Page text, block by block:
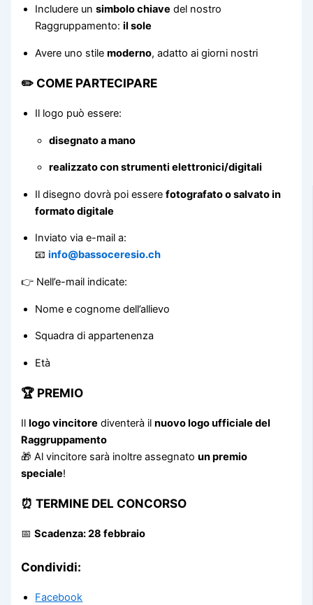
Includere unsimbolo chiave del nostro
Raggruppamento:il sole
Avere uno stilemoderno, adatto ai giorni nostri
✏️ COME PARTECIPARE
Il logo può essere:
disegnato a mano
realizzato con strumenti elettronici/digitali
Il disegno dovrà poi esserefotografato o salvato in
formato digitale
Inviato via e-mail a:
📧info@bassoceresio.ch
👉 Nell’e-mail indicate:
Nome e cognome dell’allievo
Squadra di appartenenza
Età
🏆 PREMIO
Illogo vincitore diventerà ilnuovo logo ufficiale del
Raggruppamento
🎁 Al vincitore sarà inoltre assegnatoun premio
speciale!
⏰ TERMINE DEL CONCORSO
📅Scadenza: 28 febbraio
Condividi:
Facebook